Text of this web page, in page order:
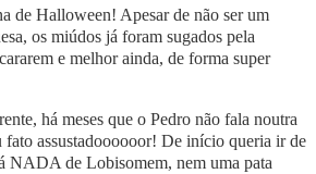
de Halloween! Apesar de não ser um
os miúdos já foram sugados pela
e melhor ainda, de forma super
há meses que o Pedro não fala noutra
fato assustadoooooor! De início queria ir de
NADA de Lobisomem, nem uma pata